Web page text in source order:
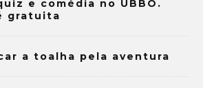
e comédia no UBBO.
gratuita
a toalha pela aventura